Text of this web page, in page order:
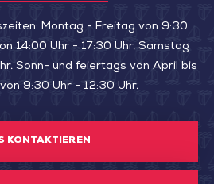
Montag - Freitag von 9:30
14:00 Uhr - 17:30 Uhr, Samstag
Sonn- und feiertags von April bis
9:30 Uhr - 12:30 Uhr.
KONTAKTIEREN